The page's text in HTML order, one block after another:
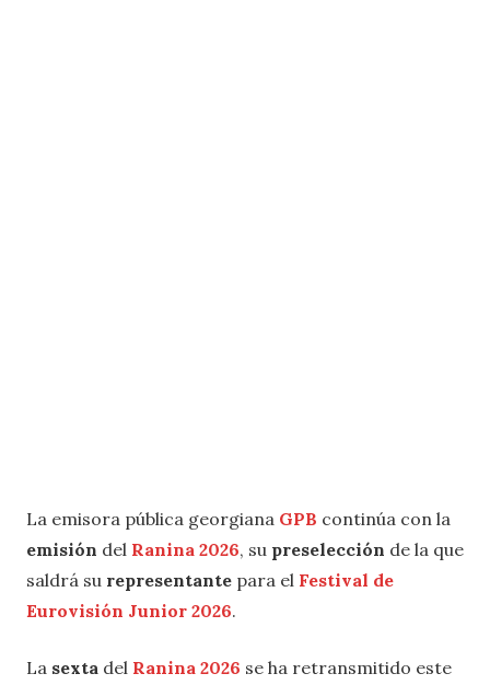
La emisora pública georgiana GPB continúa con la
emisión del Ranina 2026, su preselección de la que
saldrá su representante para el Festival de
Eurovisión Junior 2026.
La sexta del Ranina 2026 se ha retransmitido este